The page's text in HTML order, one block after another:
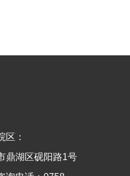
区：
鼎湖区砚阳路1号